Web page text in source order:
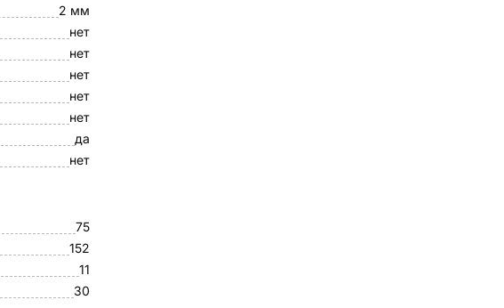
2 мм
нет
нет
нет
нет
нет
да
нет
75
152
11
30